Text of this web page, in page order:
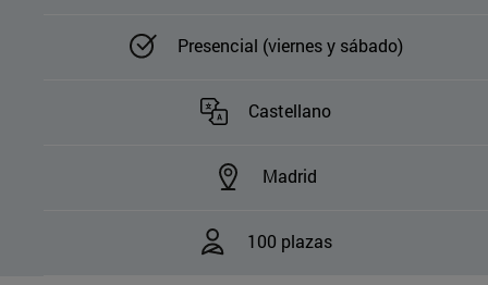
Presencial (viernes y sábado)
Castellano
Madrid
100 plazas